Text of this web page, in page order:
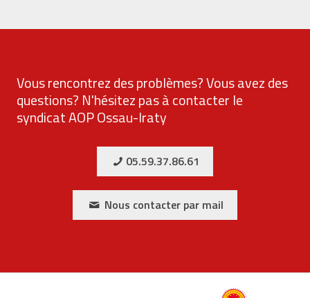
Vous rencontrez des problèmes? Vous avez des
questions? N'hésitez pas à contacter le
syndicat AOP Ossau-Iraty
05.59.37.86.61
Nous contacter par mail